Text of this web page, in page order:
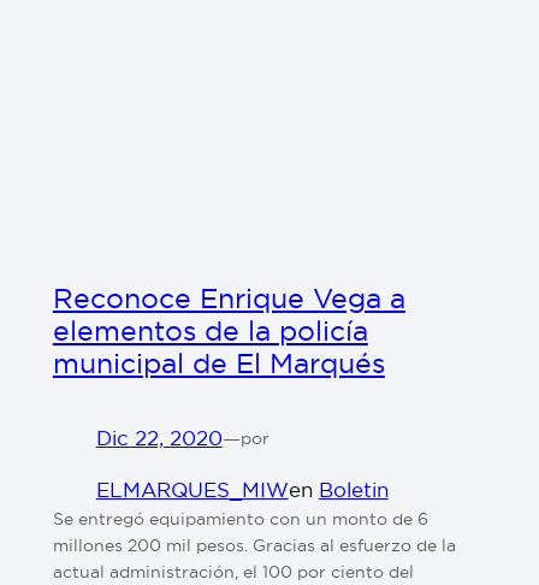
Reconoce Enrique Vega a
elementos de la policía
municipal de El Marqués
Dic 22, 2020—por
ELMARQUES_MIWen Boletin
Se entregó equipamiento con un monto de 6
millones 200 mil pesos. Gracias al esfuerzo de la
actual administración, el 100 por ciento del